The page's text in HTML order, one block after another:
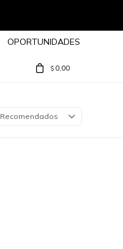
OPORTUNIDADES
$ 0,00
Recomendados